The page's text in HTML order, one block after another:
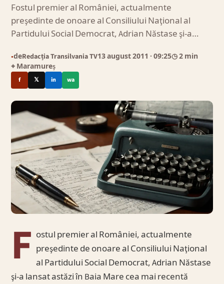
Fostul premier al României, actualmente
preşedinte de onoare al Consiliului Naţional al
Partidului Social Democrat, Adrian Năstase şi-a…
●deRedacția Transilvania TV13 august 2011 · 09:25◷ 2 min
⌖ Maramureș
f 𝕏 in wa
F ostul premier al României, actualmente
preşedinte de onoare al Consiliului Naţional
al Partidului Social Democrat, Adrian Năstase
şi-a lansat astăzi în Baia Mare cea mai recentă